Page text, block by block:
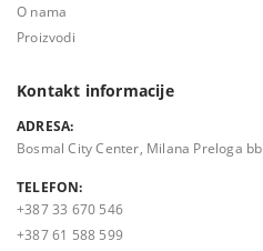
O nama
Proizvodi
Kontakt informacije
ADRESA:
Bosmal City Center, Milana Preloga bb
TELEFON:
+387 33 670 546
+387 61 588 599